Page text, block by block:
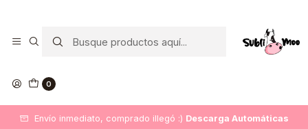
0
Envío inmediato, comprado illegó :) Descarga Automáticas